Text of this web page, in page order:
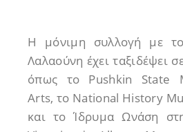
Η μόνιμη συλλογή με
Λαλαούνη έχει ταξιδέψει
όπως το Pushkin State
Arts, το National History
και το Ίδρυμα Ωνάση